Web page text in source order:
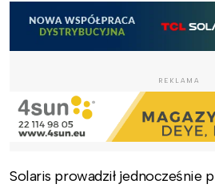
REKLAMA
Solaris prowadził jednocześnie